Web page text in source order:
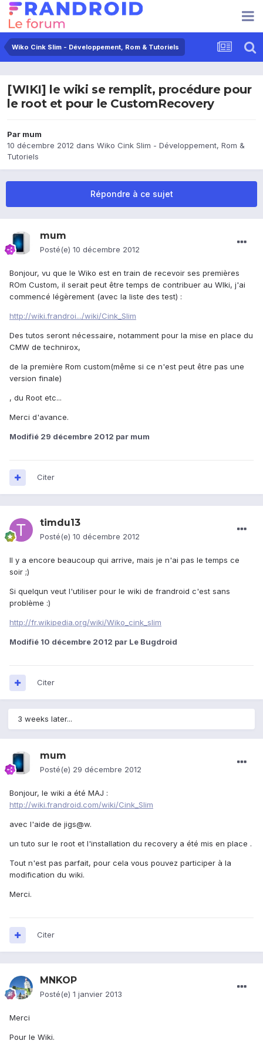
Wiko Cink Slim - Développement, Rom & Tutoriels
[WIKI] le wiki se remplit, procédure pour
le root et pour le CustomRecovery
Par mum
10 décembre 2012 dans Wiko Cink Slim - Développement, Rom &
Tutoriels
Répondre à ce sujet
mum
Posté(e) 10 décembre 2012
Bonjour, vu que le Wiko est en train de recevoir ses premières
ROm Custom, il serait peut être temps de contribuer au WIki, j'ai
commencé légèrement (avec la liste des test) :
http://wiki.frandroi.../wiki/Cink_Slim
Des tutos seront nécessaire, notamment pour la mise en place du
CMW de technirox,
de la première Rom custom(même si ce n'est peut être pas une
version finale)
, du Root etc...
Merci d'avance.
Modifié 29 décembre 2012 par mum
Citer
timdu13
Posté(e) 10 décembre 2012
Il y a encore beaucoup qui arrive, mais je n'ai pas le temps ce
soir ;)
Si quelqun veut l'utiliser pour le wiki de frandroid c'est sans
problème :)
http://fr.wikipedia.org/wiki/Wiko_cink_slim
Modifié 10 décembre 2012 par Le Bugdroid
Citer
3 weeks later...
mum
Posté(e) 29 décembre 2012
Bonjour, le wiki a été MAJ :
http://wiki.frandroid.com/wiki/Cink_Slim
avec l'aide de jigs@w.
un tuto sur le root et l'installation du recovery a été mis en place .
Tout n'est pas parfait, pour cela vous pouvez participer à la
modification du wiki.
Merci.
Citer
MNKOP
Posté(e) 1 janvier 2013
Merci
Pour le Wiki.